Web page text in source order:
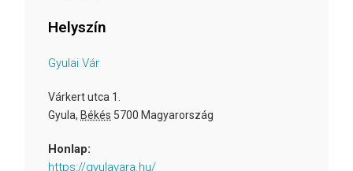
Helyszín
Gyulai Vár
Várkert utca 1.
Gyula, Békés 5700 Magyarország
Honlap:
https://gyulavara.hu/